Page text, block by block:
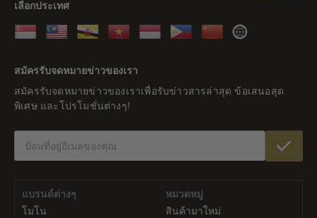
เลือกประเทศ
เหลือ
สมัครรับจดหมายข่าวของเรา
สมัครรับจดหมายข่าวของเราเพื่อรับข่าวสารล่าสุด ข้อเสนอสุด
พิเศษ และโปรโมชั่นต่างๆ!
แบรนด์ต่างๆ
โมโน
หมวดหมู่
สินค้ามาใหม่